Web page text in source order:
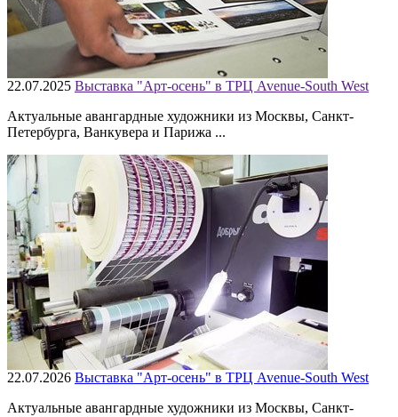
22.07.2025 Выставка "Арт-осень" в ТРЦ Avenue-South West
Актуальные авангардные художники из Москвы, Санкт-
Петербурга, Ванкувера и Парижа ...
22.07.2026 Выставка "Арт-осень" в ТРЦ Avenue-South West
Актуальные авангардные художники из Москвы, Санкт-